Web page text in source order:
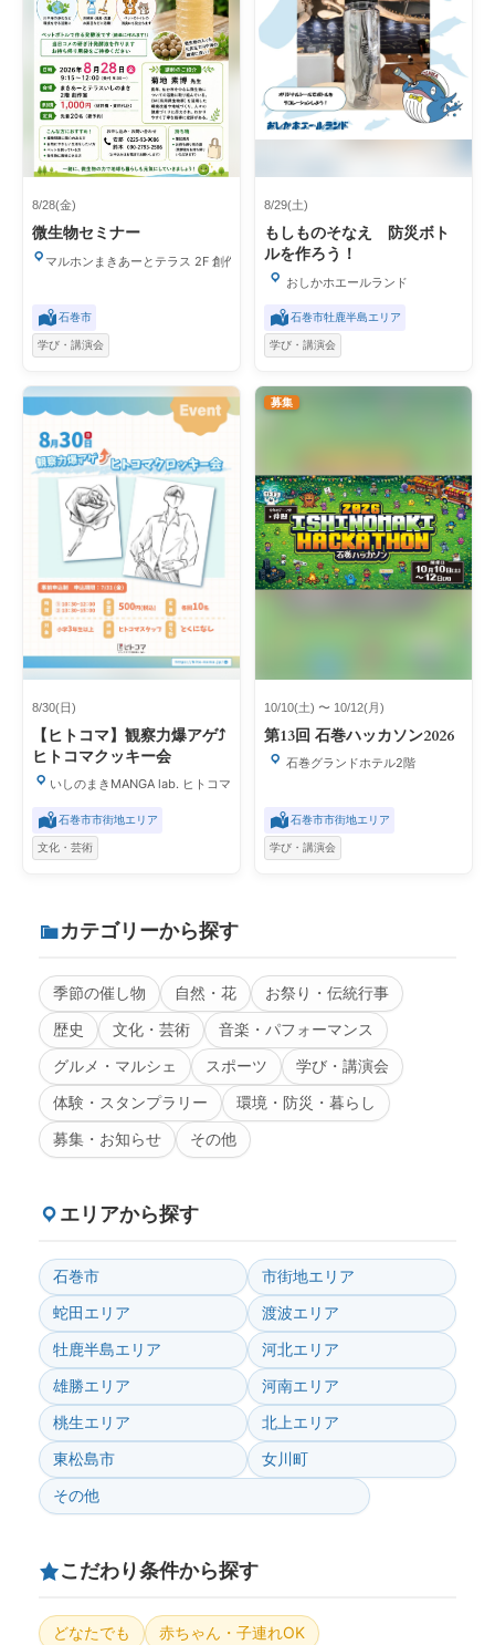
8/28(金)
微生物セミナー
マルホンまきあーとテラス 2F 創作室
石巻市
学び・講演会
8/29(土)
もしものそなえ 防災ボト
ルを作ろう！
おしかホエールランド
石巻市牡鹿半島エリア
学び・講演会
8/30(日)
【ヒトコマ】観察力爆アゲ⤴
ヒトコマクッキー会
いしのまきMANGA lab. ヒトコマ
石巻市市街地エリア
文化・芸術
募集
10/10(土) 〜 10/12(月)
第13回 石巻ハッカソン2026
石巻グランドホテル2階
石巻市市街地エリア
学び・講演会
カテゴリーから探す
季節の催し物 自然・花 お祭り・伝統行事
歴史 文化・芸術 音楽・パフォーマンス
グルメ・マルシェ スポーツ 学び・講演会
体験・スタンプラリー 環境・防災・暮らし
募集・お知らせ その他
エリアから探す
石巻市 市街地エリア
蛇田エリア 渡波エリア
牡鹿半島エリア 河北エリア
雄勝エリア 河南エリア
桃生エリア 北上エリア
東松島市 女川町
その他
こだわり条件から探す
どなたでも 赤ちゃん・子連れOK